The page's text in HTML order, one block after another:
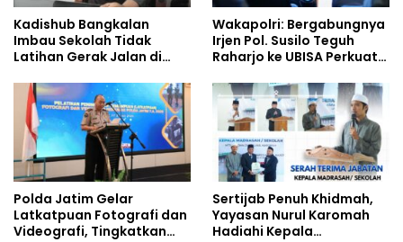
Kadishub Bangkalan
Imbau Sekolah Tidak
Latihan Gerak Jalan di
Wakapolri: Bergabungnya
Irjen Pol. Susilo Teguh
Raharjo ke UBISA Perkuat
Studi Kepolisian
Polda Jatim Gelar
Latkatpuan Fotografi dan
Videografi, Tingkatkan
Sertijab Penuh Khidmah,
Yayasan Nurul Karomah
Hadiahi Kepala